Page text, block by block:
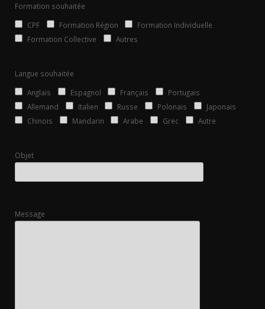
Formation souhaitée
CPF
Formation Région
Formation Individuelle
Formation Collective
Autres
Langue souhaitée
Anglais
Espagnol Français
Portugais
Allemand
Italien Russe Polonais
Japonais
Chinois
Mandarin Arabe Grec Autre
Objet
Message